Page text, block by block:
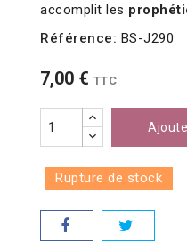
accomplit les
Référence: BS-J290
7,00 € TTC
Rupture de stock